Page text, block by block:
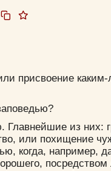
присвоение
из них:
или похищение
когда, например,
посредством